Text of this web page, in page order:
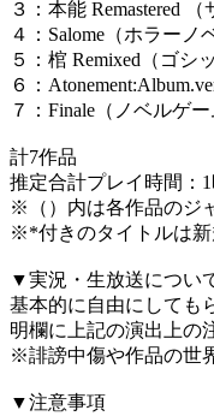
３：本能 Remastered
４：Salome（ホラーノ
５：棺 Remixed（ゴシ
６：
７：Finale（ノベルゲ
計7作品
推定合計プレイ時間：
※（）内は各作品のジ
※*付きのタイトルは新
▼実況・生放送につい
基本的に自由にしても
明欄に上記の演出上の
※誹謗中傷や作品の世
▼注意事項